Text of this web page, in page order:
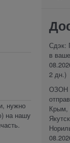
нужно
на нашу
Сдэк:
в
2 дн.)
ОЗОН
Крым,